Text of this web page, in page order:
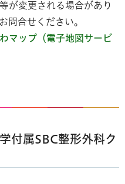
が変更される場合があり
問合せください。
マップ（電子地図サービ
付属SBC整形外科ク